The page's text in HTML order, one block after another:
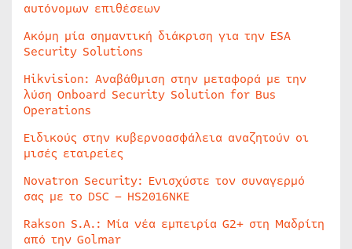
αυτόνομων επιθέσεων
Ακόμη μία σημαντική διάκριση για την ESA
Security Solutions
Hikvision: Αναβάθμιση στην μεταφορά με την
λύση Onboard Security Solution for Bus
Operations
Ειδικούς στην κυβερνοασφάλεια αναζητούν οι
μισές εταιρείες
Novatron Security: Ενισχύστε τον συναγερμό
σας με το DSC – HS2016NKE
Rakson S.A.: Μία νέα εμπειρία G2+ στη Μαδρίτη
από την Golmar